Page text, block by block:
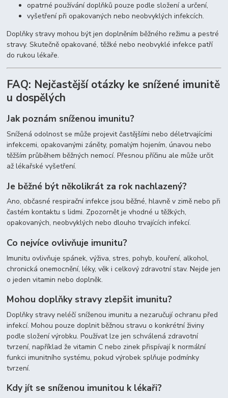
opatrné používání doplňků pouze podle složení a určení,
vyšetření při opakovaných nebo neobvyklých infekcích.
Doplňky stravy mohou být jen doplněním běžného režimu a pestré
stravy. Skutečně opakované, těžké nebo neobvyklé infekce patří
do rukou lékaře.
FAQ: Nejčastější otázky ke snížené imunitě
u dospělých
Jak poznám sníženou imunitu?
Snížená odolnost se může projevit častějšími nebo déletrvajícími
infekcemi, opakovanými záněty, pomalým hojením, únavou nebo
těžším průběhem běžných nemocí. Přesnou příčinu ale může určit
až lékařské vyšetření.
Je běžné být několikrát za rok nachlazený?
Ano, občasné respirační infekce jsou běžné, hlavně v zimě nebo při
častém kontaktu s lidmi. Zpozornět je vhodné u těžkých,
opakovaných, neobvyklých nebo dlouho trvajících infekcí.
Co nejvíce ovlivňuje imunitu?
Imunitu ovlivňuje spánek, výživa, stres, pohyb, kouření, alkohol,
chronická onemocnění, léky, věk i celkový zdravotní stav. Nejde jen
o jeden vitamin nebo doplněk.
Mohou doplňky stravy zlepšit imunitu?
Doplňky stravy neléčí sníženou imunitu a nezaručují ochranu před
infekcí. Mohou pouze doplnit běžnou stravu o konkrétní živiny
podle složení výrobku. Používat lze jen schválená zdravotní
tvrzení, například že vitamin C nebo zinek přispívají k normální
funkci imunitního systému, pokud výrobek splňuje podmínky
tvrzení.
Kdy jít se sníženou imunitou k lékaři?